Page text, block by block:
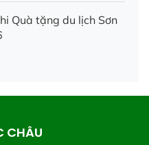
Quà tặng du lịch Sơn
CHÂU